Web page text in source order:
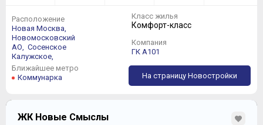
Расположение
Новая Москва,
Новомосковский
АО, Сосенское
Калужское,
Ближайшее метро
Коммунарка
Класс жилья
Комфорт-класс
Компания
ГК А101
На страницу Новостройки
ЖК Новые Смыслы